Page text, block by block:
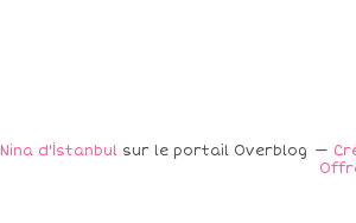
Nina d'İstanbul sur le portail Overblog